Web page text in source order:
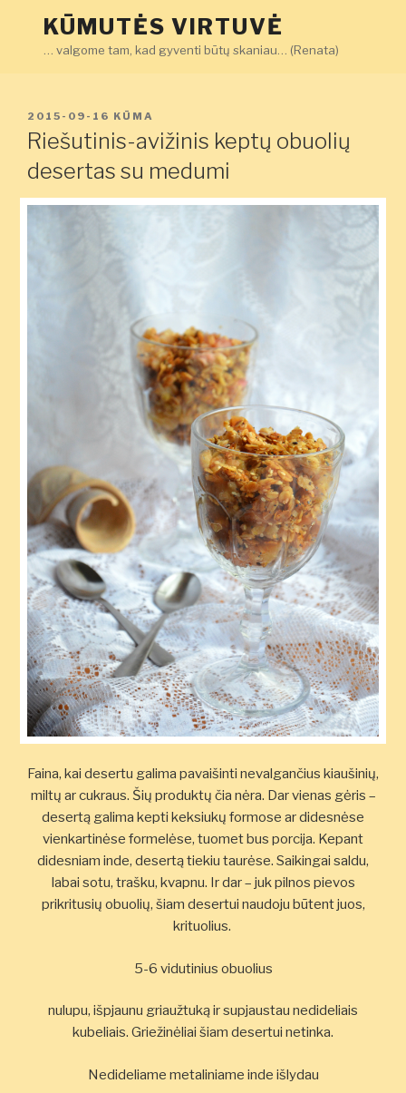
KŪMUTĖS VIRTUVĖ
… valgome tam, kad gyventi būtų skaniau… (Renata)
PASKELBTA
2015-09-16 KŪMA
Riešutinis-avižinis keptų obuolių
desertas su medumi
Faina, kai desertu galima pavaišinti nevalgančius kiaušinių,
miltų ar cukraus. Šių produktų čia nėra. Dar vienas gėris –
desertą galima kepti keksiukų formose ar didesnėse
vienkartinėse formelėse, tuomet bus porcija. Kepant
didesniam inde, desertą tiekiu taurėse. Saikingai saldu,
labai sotu, trašku, kvapnu. Ir dar – juk pilnos pievos
prikritusių obuolių, šiam desertui naudoju būtent juos,
krituolius.
5-6 vidutinius obuolius
nulupu, išpjaunu griaužtuką ir supjaustau nedideliais
kubeliais. Griežinėliai šiam desertui netinka.
Nedideliame metaliniame inde išlydau